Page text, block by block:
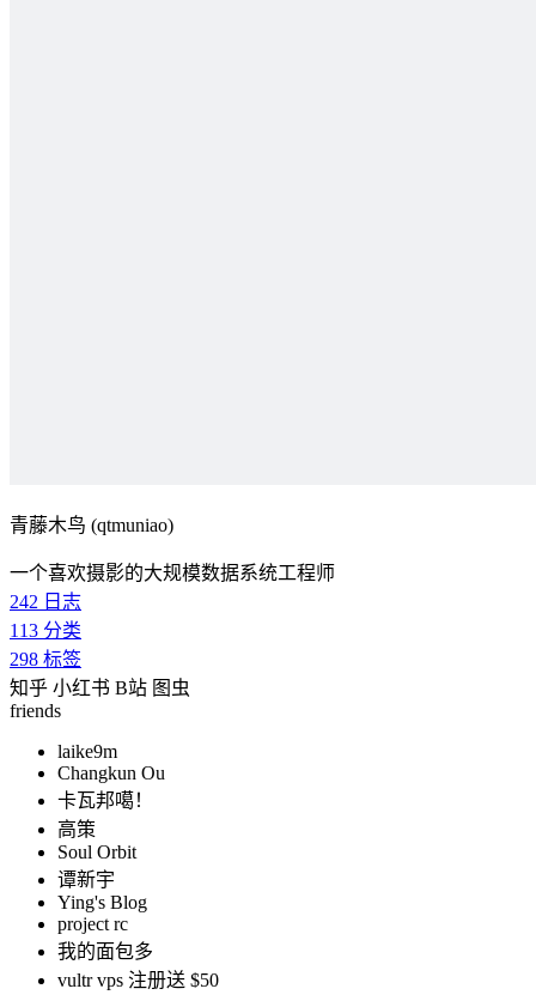
青藤木鸟 (qtmuniao)
一个喜欢摄影的大规模数据系统工程师
242 日志
113 分类
298 标签
知乎 小红书 B站 图虫
friends
laike9m
Changkun Ou
卡瓦邦噶！
高策
Soul Orbit
谭新宇
Ying's Blog
project rc
我的面包多
vultr vps 注册送 $50